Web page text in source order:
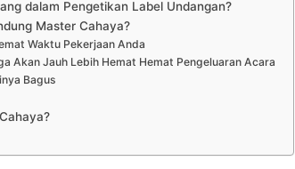
dalam Pengetikan Label Undangan?
Master Cahaya?
Waktu Pekerjaan Anda
Akan Jauh Lebih Hemat Hemat Pengeluaran Acara
Bagus